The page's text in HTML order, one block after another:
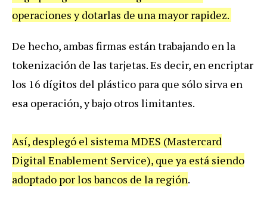
operaciones y dotarlas de una mayor rapidez.
De hecho, ambas firmas estántrabajando enla
tokenización de las tarjetas.Es decir, en encriptar
los 16 dígitos del plástico para que sólo sirva en
esa operación,ybajo otros limitantes.
Así, desplegó el sistemaMDES (Mastercard
Digital Enablement Service), que ya está siendo
adoptado porlos bancos de la región.